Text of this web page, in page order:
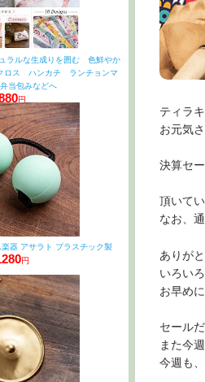
ティラキ
お元気
決算セ
頂いて
なお、
ありが
いろい
お早め
セール
また今
今週も
ラルな生成りを囲む 色鮮やか
ロス ハンカチ ランチョンマ
当包みなどへ
円
器 アサラト プラスチック製
円